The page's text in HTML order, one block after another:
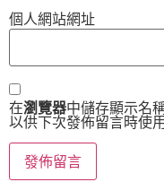
個人網站網址
在瀏覽器中儲存顯示名
以供下次發佈留言時使